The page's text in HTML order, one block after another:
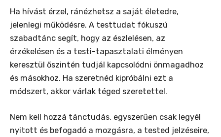
Ha hívást érzel, ránézhetsz a saját életedre,
jelenlegi működésre. A testtudat fókuszú
szabadtánc segít, hogy az észlelésen, az
érzékelésen és a testi-tapasztalati élményen
keresztül őszintén tudjál kapcsolódni önmagadhoz
és másokhoz. Ha szeretnéd kipróbálni ezt a
módszert, akkor várlak téged szeretettel.
Nem kell hozzá tánctudás, egyszerűen csak legyél
nyitott és befogadó a mozgásra, a tested jelzéseire,